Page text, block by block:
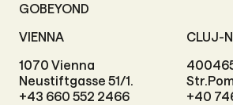
GOBEYOND
VIENNA
1070 Vienna
Neustiftgasse 51/1.
+43 660 552 2466
CLUJ-
+40